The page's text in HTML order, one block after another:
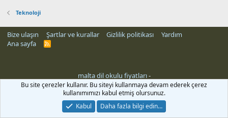
Teknoloji
Bize ulaşın Şartlar ve kurallar Gizlilik politikası
Yardım
Ana sayfa
R
malta dil okulu fiyatları-
Bu site çerezler kullanır. Bu siteyi kullanmaya devam ederek çerez
kullanımımızı kabul etmiş olursunuz.
Kabul
Daha fazla bilgi edin…